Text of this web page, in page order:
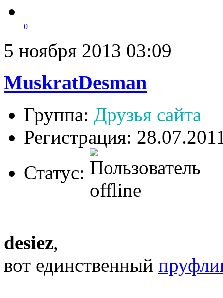
0
5 ноября 2013 03:09
MuskratDesman
Группа: Друзья сайта
Регистрация:
Статус:
desiez,
вот единственный